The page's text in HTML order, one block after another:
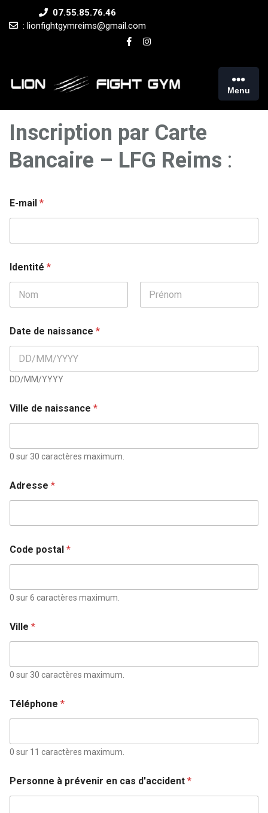
07.55.85.76.46
: lionfightgymreims@gmail.com
Menu
Inscription par Carte
Bancaire – LFG Reims :
E-mail *
Identité *
Date de naissance *
DD/MM/YYYY
Ville de naissance *
0 sur 30 caractères maximum.
Adresse *
Code postal *
0 sur 6 caractères maximum.
Ville *
0 sur 30 caractères maximum.
Téléphone *
0 sur 11 caractères maximum.
Personne à prévenir en cas d'accident *